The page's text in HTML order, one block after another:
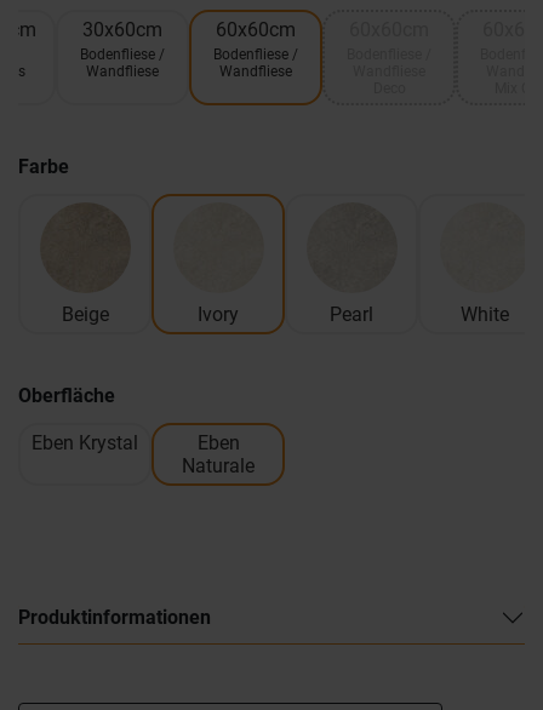
30x60cm
Bodenfliese /
Wandfliese
60x60cm
Bodenfliese /
Wandfliese
Farbe
Beige Ivory Pearl White
Oberfläche
Eben Krystal
Eben
Naturale
Produktinformationen